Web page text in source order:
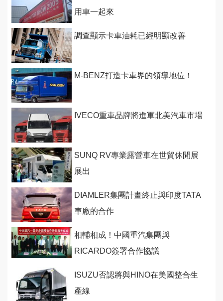
用車一起來
調查顯示卡車油耗已經明顯改善
M-BENZ打造卡車界的領導地位！
IVECO重車品牌將進軍北美汽車市場
SUNQ RV專業露營車在世貿休閒展
展出
DIAMLER集團計畫終止與印度TATA
車廠的合作
相輔相成！中國重汽集團與
RICARDO簽署合作協議
ISUZU否認將與HINO在美國整合生
產線